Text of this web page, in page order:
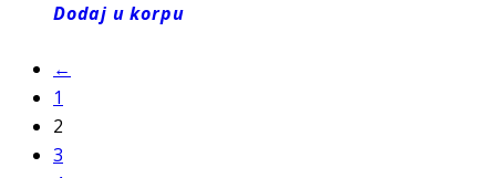
Dodaj u korpu
←
1
2
3